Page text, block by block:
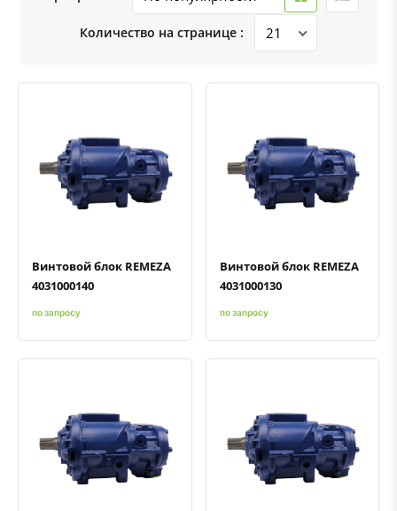
Количество на странице :
Быстрый просмотрДобавить к сравнению
Добавить в избранное
Винтовой блок REMEZA
4031000140
по запросу
Быстрый просмотрДобавить к сравнению
Добавить в избранное
Винтовой блок REMEZA
4031000130
по запросу
Быстрый просмотрДобавить к сравнению
Добавить в избранное Быстрый просмотрДобавить к сравнению
Добавить в избранное